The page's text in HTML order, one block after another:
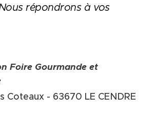
répondrons à vos
Foire Gourmande et
Coteaux - 63670 LE CENDRE